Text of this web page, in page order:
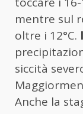
mentre sul
oltre i 12°C.
siccità
Anche la